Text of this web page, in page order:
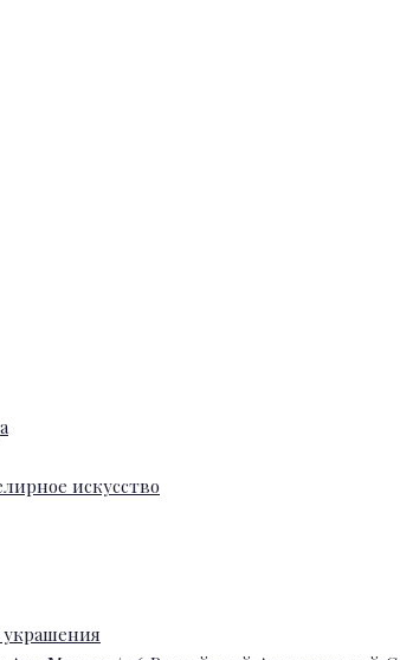
искусство